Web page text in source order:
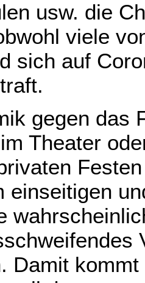
usw. die
viele
sich auf
gegen das
Theater
einseitigen
Damit